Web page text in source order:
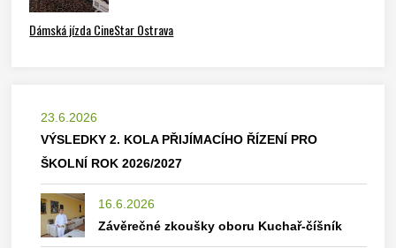
Dámská jízda CineStar Ostrava
23.6.2026
VÝSLEDKY 2. KOLA PŘIJÍMACÍHO ŘÍZENÍ PRO
ŠKOLNÍ ROK 2026/2027
16.6.2026
Závěrečné zkoušky oboru Kuchař-číšník